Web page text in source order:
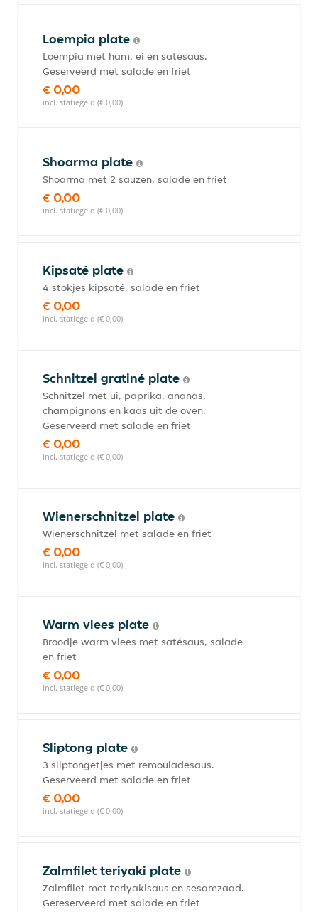
Loempia plate
Loempia met ham, ei en satésaus.
Geserveerd met salade en friet
€ 0,00
incl. statiegeld (€ 0,00)
Shoarma plate
Shoarma met 2 sauzen, salade en friet
€ 0,00
incl. statiegeld (€ 0,00)
Kipsaté plate
4 stokjes kipsaté, salade en friet
€ 0,00
incl. statiegeld (€ 0,00)
Schnitzel gratiné plate
Schnitzel met ui, paprika, ananas,
champignons en kaas uit de oven.
Geserveerd met salade en friet
€ 0,00
incl. statiegeld (€ 0,00)
Wienerschnitzel plate
Wienerschnitzel met salade en friet
€ 0,00
incl. statiegeld (€ 0,00)
Warm vlees plate
Broodje warm vlees met satésaus, salade
en friet
€ 0,00
incl. statiegeld (€ 0,00)
Sliptong plate
3 sliptongetjes met remouladesaus.
Geserveerd met salade en friet
€ 0,00
incl. statiegeld (€ 0,00)
Zalmfilet teriyaki plate
Zalmfilet met teriyakisaus en sesamzaad.
Gereserveerd met salade en friet